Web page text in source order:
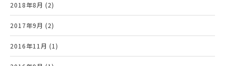
2018年8月 (2)
2017年9月 (2)
2016年11月 (1)